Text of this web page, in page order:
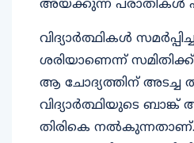
അയക്കുന്ന പരാതികൾ
വിദ്യാർത്ഥികൾ
ശരിയാണെന്ന് സമിതിക്ക്
ആ ചോദ്യത്തിന് അടച്ച
വിദ്യാർത്ഥിയുടെ ബാങ്ക്
തിരികെ